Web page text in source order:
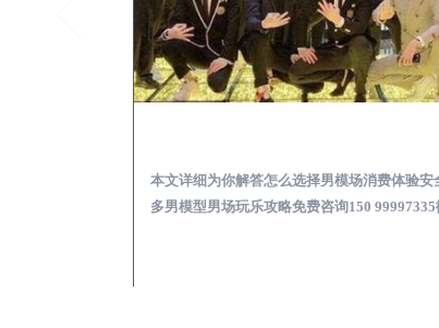
本文详细为你解答怎么选择男模场消费体验安
多男模型男场玩乐攻略免费咨询150